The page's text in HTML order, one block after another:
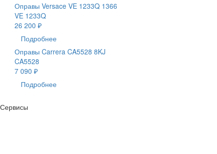
Оправы Versace VE 1233Q 1366
VE 1233Q
26 200 ₽
Подробнее
Оправы Carrera CA5528 8KJ
CA5528
7 090 ₽
Подробнее
Сервисы